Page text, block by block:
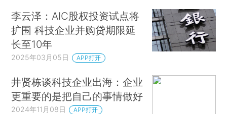
李云泽：AIC股权投资试点将
扩围 科技企业并购贷期限延
长至10年
2025年03月05日 APP打开
井贤栋谈科技企业出海：企业
更重要的是把自己的事情做好
2024年11月08日 APP打开